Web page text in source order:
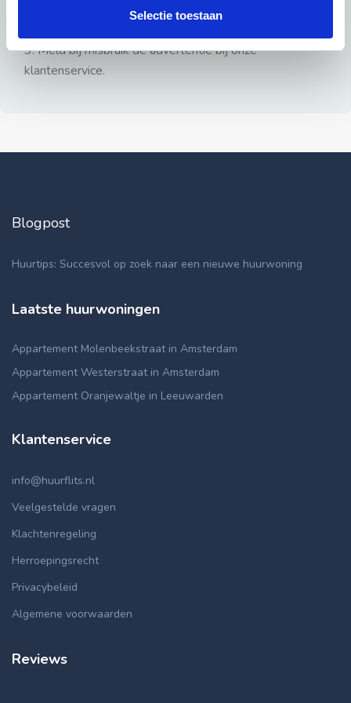
Selectie toestaan
3: Meld bij misbruik de advertentie bij onze
klantenservice.
Blogpost
Huurtips: Succesvol op zoek naar een nieuwe huurwoning
Laatste huurwoningen
Appartement Molenbeekstraat in Amsterdam
Appartement Westerstraat in Amsterdam
Appartement Oranjewaltje in Leeuwarden
Klantenservice
info@huurflits.nl
Veelgestelde vragen
Klachtenregeling
Herroepingsrecht
Privacybeleid
Algemene voorwaarden
Reviews